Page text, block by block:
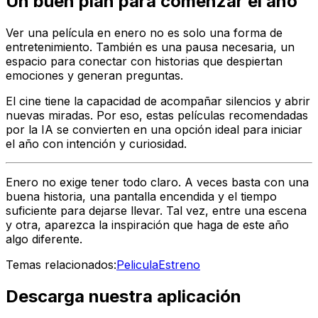
Ver una película en enero no es solo una forma de
entretenimiento. También es una pausa necesaria, un
espacio para conectar con historias que despiertan
emociones y generan preguntas.
El cine tiene la capacidad de acompañar silencios y abrir
nuevas miradas. Por eso, estas películas recomendadas
por la IA se convierten en una opción ideal para iniciar
el año con intención y curiosidad.
Enero no exige tener todo claro. A veces basta con una
buena historia, una pantalla encendida y el tiempo
suficiente para dejarse llevar. Tal vez, entre una escena
y otra, aparezca la inspiración que haga de este año
algo diferente.
Temas relacionados:PeliculaEstreno
Descarga nuestra aplicación